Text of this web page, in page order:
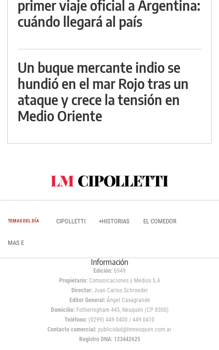
primer viaje oficial a Argentina:
cuándo llegará al país
Un buque mercante indio se
hundió en el mar Rojo tras un
ataque y crece la tensión en
Medio Oriente
TEMAS DEL DÍA CIPOLLETTI +HISTORIAS EL COMEDOR
MAS E
Información
Edición: 6949
Propietario:Comunicaciones y Medios S.A
Director: Juan Carlos Schroeder
Editor General:Ángel Casagrande
Domicilio:Fotheringham 445, Neuquén (CP 8300)
Teléfono: (0299) 449 0400 / 449 0410
Contacto comercial: publicidad@lmneuquen.com.ar
Registro DNA: 123442625